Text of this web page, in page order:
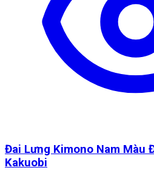
Đai Lưng Kimono Nam Màu
Kakuobi